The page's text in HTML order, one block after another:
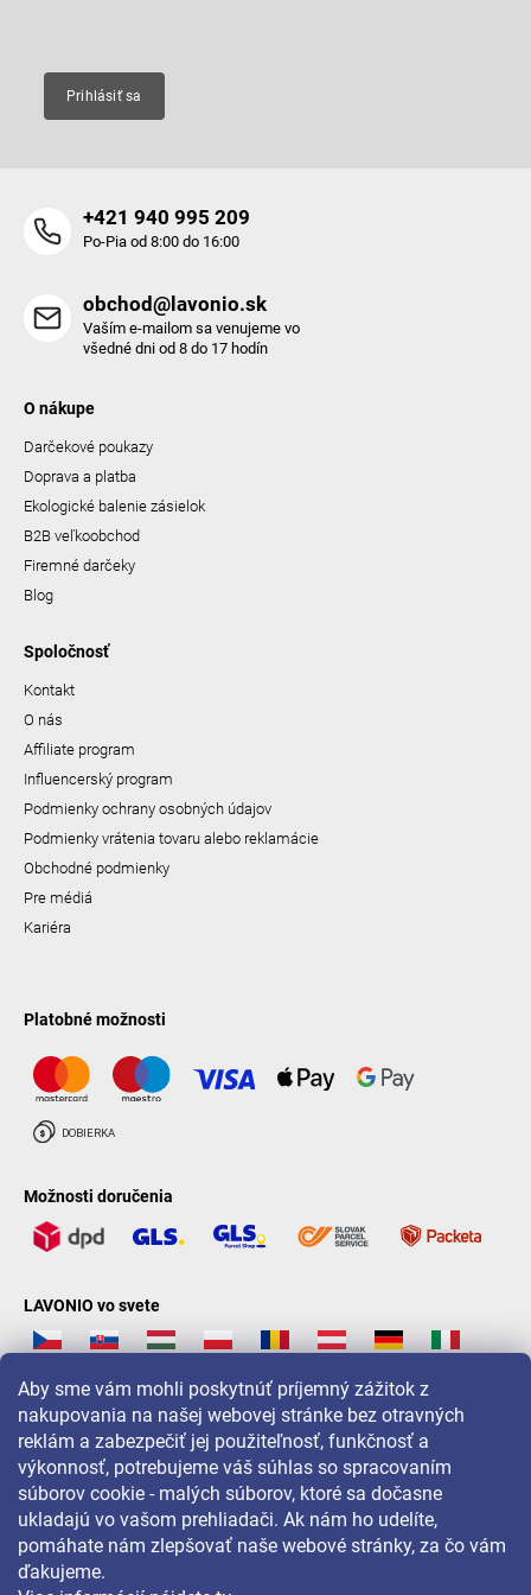
Aby sme vám mohli poskytnúť príjemný zážitok z
nakupovania na našej webovej stránke bez otravných
reklám a zabezpečiť jej použiteľnosť, funkčnosť a
výkonnosť, potrebujeme váš súhlas so spracovaním
súborov cookie - malých súborov, ktoré sa dočasne
ukladajú vo vašom prehliadači. Ak nám ho udelíte,
pomáhate nám zlepšovať naše webové stránky, za čo vám
ďakujeme.
Prihlásiť sa
+421 940 995 209
Po-Pia od 8:00 do 16:00
obchod@lavonio.sk
Vaším e-mailom sa venujeme vo
všedné dni od 8 do 17 hodín
O nákupe
Darčekové poukazy
Doprava a platba
Ekologické balenie zásielok
B2B veľkoobchod
Firemné darčeky
Blog
Spoločnosť
Kontakt
O nás
Affiliate program
Influencerský program
Podmienky ochrany osobných údajov
Podmienky vrátenia tovaru alebo reklamácie
Obchodné podmienky
Pre médiá
Kariéra
Platobné možnosti
Možnosti doručenia
LAVONIO vo svete
Pre akcie, súťaže a zľavy nás sledujte na: